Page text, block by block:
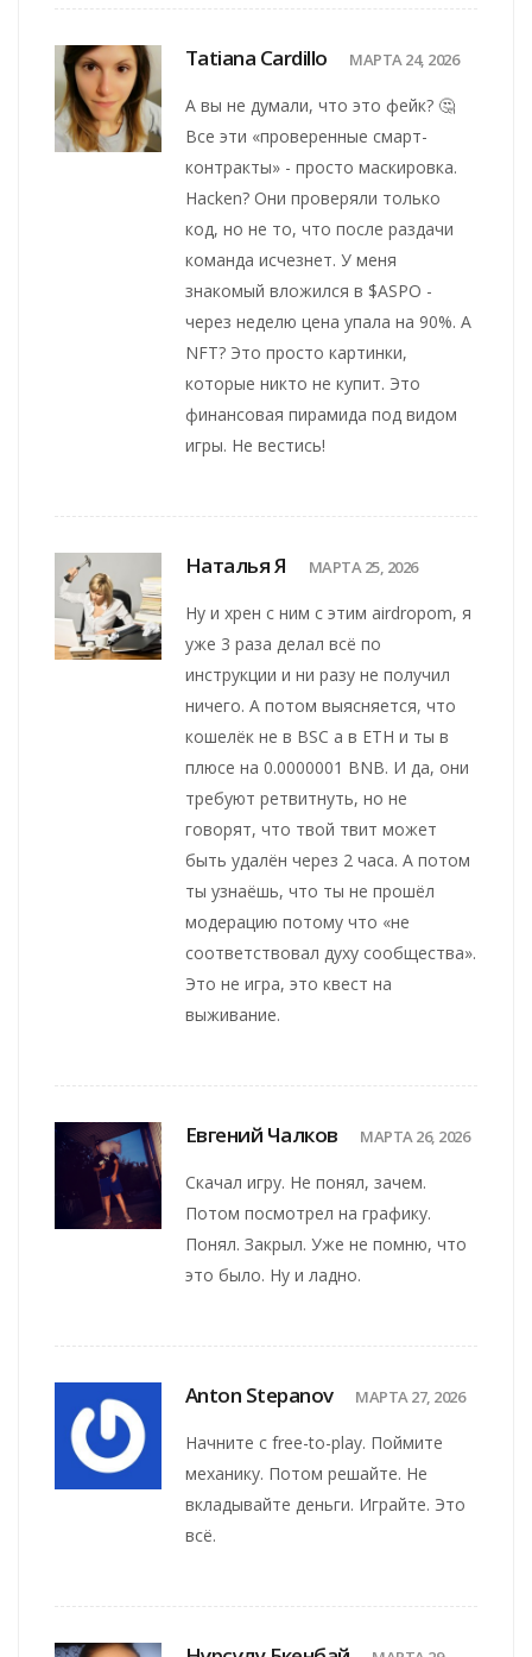
Tatiana Cardillo МАРТА 24, 2026
А вы не думали, что это фейк? 🤔
Все эти «проверенные смарт-
контракты» - просто маскировка.
Hacken? Они проверяли только
код, но не то, что после раздачи
команда исчезнет. У меня
знакомый вложился в $ASPO -
через неделю цена упала на 90%. А
NFT? Это просто картинки,
которые никто не купит. Это
финансовая пирамида под видом
игры. Не вестись!
Наталья Я МАРТА 25, 2026
Ну и хрен с ним с этим airdropom, я
уже 3 раза делал всё по
инструкции и ни разу не получил
ничего. А потом выясняется, что
кошелёк не в BSC а в ETH и ты в
плюсе на 0.0000001 BNB. И да, они
требуют ретвитнуть, но не
говорят, что твой твит может
быть удалён через 2 часа. А потом
ты узнаёшь, что ты не прошёл
модерацию потому что «не
соответствовал духу сообщества».
Это не игра, это квест на
выживание.
Евгений Чалков МАРТА 26, 2026
Скачал игру. Не понял, зачем.
Потом посмотрел на графику.
Понял. Закрыл. Уже не помню, что
это было. Ну и ладно.
Anton Stepanov МАРТА 27, 2026
Начните с free-to-play. Поймите
механику. Потом решайте. Не
вкладывайте деньги. Играйте. Это
всё.